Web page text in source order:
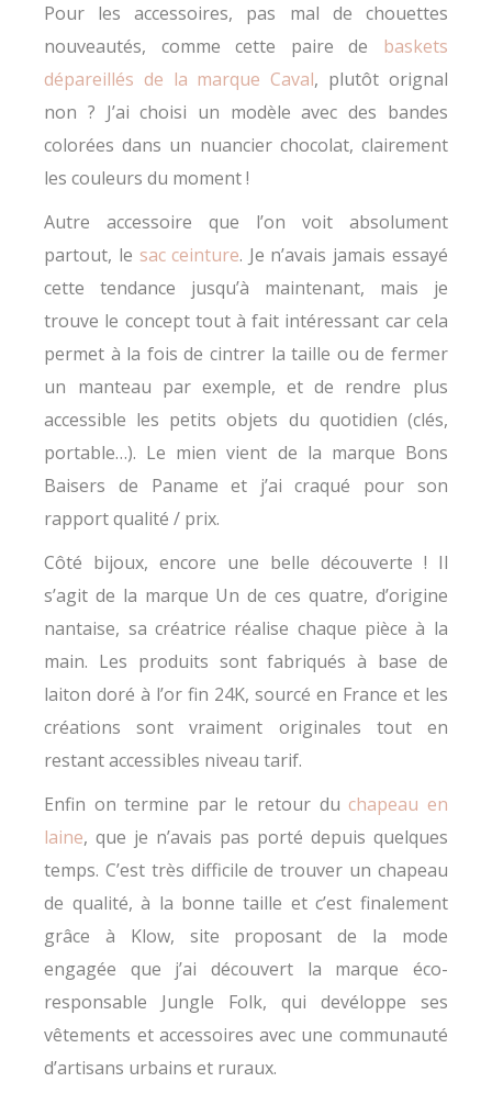
Pour les accessoires, pas mal de chouettes
nouveautés, comme cette paire de baskets
dépareillés de la marque Caval, plutôt orignal
non ? J’ai choisi un modèle avec des bandes
colorées dans un nuancier chocolat, clairement
les couleurs du moment !
Autre accessoire que l’on voit absolument
partout, le sac ceinture. Je n’avais jamais essayé
cette tendance jusqu’à maintenant, mais je
trouve le concept tout à fait intéressant car cela
permet à la fois de cintrer la taille ou de fermer
un manteau par exemple, et de rendre plus
accessible les petits objets du quotidien (clés,
portable…). Le mien vient de la marque Bons
Baisers de Paname et j’ai craqué pour son
rapport qualité / prix.
Côté bijoux, encore une belle découverte ! Il
s’agit de la marque Un de ces quatre, d’origine
nantaise, sa créatrice réalise chaque pièce à la
main. Les produits sont fabriqués à base de
laiton doré à l’or fin 24K, sourcé en France et les
créations sont vraiment originales tout en
restant accessibles niveau tarif.
Enfin on termine par le retour duchapeau en
laine, que je n’avais pas porté depuis quelques
temps. C’est très difficile de trouver un chapeau
de qualité, à la bonne taille et c’est finalement
grâce à Klow, site proposant de la mode
engagée que j’ai découvert la marque éco-
responsable Jungle Folk, qui devéloppe ses
vêtements et accessoires avec une communauté
d’artisans urbains et ruraux.